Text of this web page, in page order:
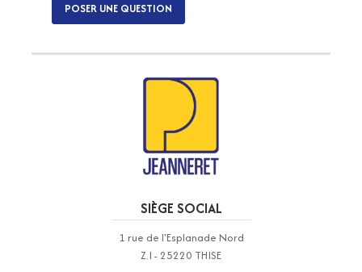
POSER UNE QUESTION
SIÈGE SOCIAL
1 rue de l'Esplanade Nord
Z.I - 25220 THISE